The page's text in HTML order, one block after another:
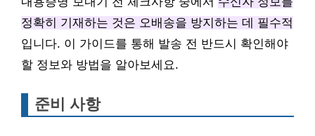
정확히 기재하는 것은 오배송을 방지하는 데 필수적
입니다. 이 가이드를 통해 발송 전 반드시 확인해야
할 정보와 방법을 알아보세요.
준비 사항